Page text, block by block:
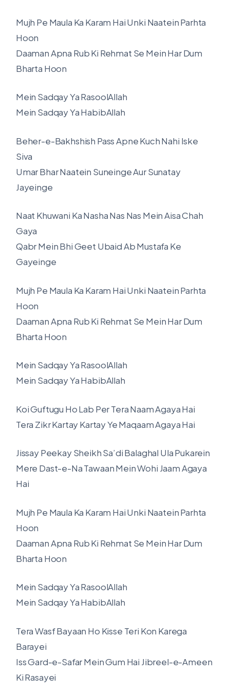
Mujh Pe Maula Ka Karam Hai Unki Naatein Parhta
Hoon
Daaman Apna Rub Ki Rehmat Se Mein Har Dum
Bharta Hoon
Mein Sadqay Ya RasoolAllah
Mein Sadqay Ya HabibAllah
Beher-e-Bakhshish Pass Apne Kuch Nahi Iske
Siva
Umar Bhar Naatein Suneinge Aur Sunatay
Jayeinge
Naat Khuwani Ka Nasha Nas Nas Mein Aisa Chah
Gaya
Qabr Mein Bhi Geet Ubaid Ab Mustafa Ke
Gayeinge
Mujh Pe Maula Ka Karam Hai Unki Naatein Parhta
Hoon
Daaman Apna Rub Ki Rehmat Se Mein Har Dum
Bharta Hoon
Mein Sadqay Ya RasoolAllah
Mein Sadqay Ya HabibAllah
Koi Guftugu Ho Lab Per Tera Naam Agaya Hai
Tera Zikr Kartay Kartay Ye Maqaam Agaya Hai
Jissay Peekay Sheikh Sa’di Balaghal Ula Pukarein
Mere Dast-e-Na Tawaan Mein Wohi Jaam Agaya
Hai
Mujh Pe Maula Ka Karam Hai Unki Naatein Parhta
Hoon
Daaman Apna Rub Ki Rehmat Se Mein Har Dum
Bharta Hoon
Mein Sadqay Ya RasoolAllah
Mein Sadqay Ya HabibAllah
Tera Wasf Bayaan Ho Kisse Teri Kon Karega
Barayei
Iss Gard-e-Safar Mein Gum Hai Jibreel-e-Ameen
Ki Rasayei